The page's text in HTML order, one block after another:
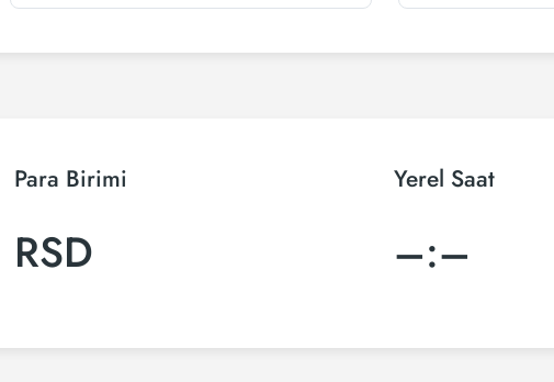
Para Birimi
RSD
Yerel Saat
–:–